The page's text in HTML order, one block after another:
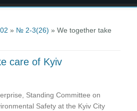
» № 2-3(26) » We together take
care of Kyiv
Standing Committee on
Safety at the Kyiv City